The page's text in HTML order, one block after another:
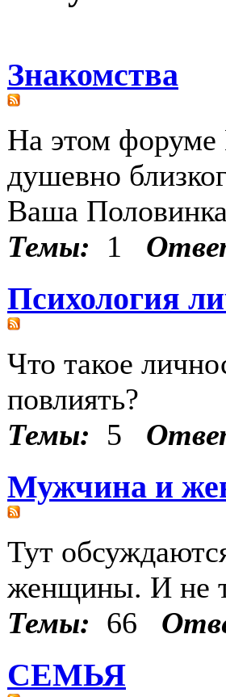
Знакомства
На этом форуме
душевно
Ваша
Темы:
1
Психология
Что такое
повлиять?
Темы: 5
Мужчина и
Тут
женщины. И не
Темы: 66
СЕМЬЯ